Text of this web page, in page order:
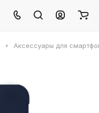
Аксессуары для